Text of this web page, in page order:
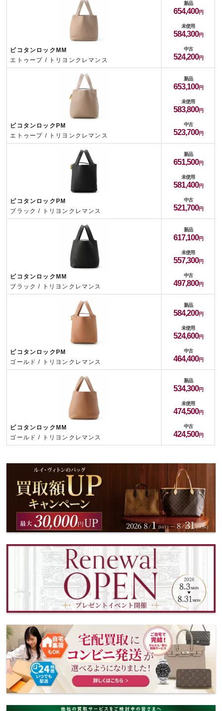
ピコタンロックMM
エトゥープ / トリヨンクレマンス
新品
654,400
未使用
584,300
中古
524,200
ピコタンロックPM
エトゥープ / トリヨンクレマンス
新品
653,100
未使用
583,800
中古
523,700
ピコタンロックPM
ブラック / トリヨンクレマンス
新品
651,500
未使用
581,400
中古
521,700
ピコタンロックMM
ブラック / トリヨンクレマンス
新品
617,100
未使用
557,300
中古
497,800
ピコタンロックPM
ゴールド / トリヨンクレマンス
新品
584,200
未使用
524,600
中古
464,400
ピコタンロックMM
ゴールド / トリヨンクレマンス
新品
534,300
未使用
474,500
中古
424,500